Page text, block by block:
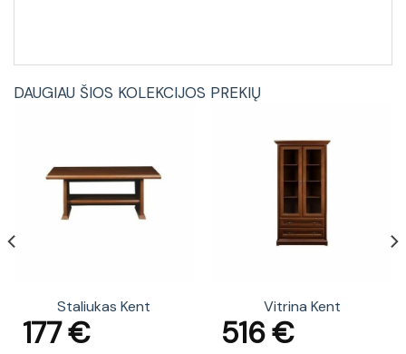
DAUGIAU ŠIOS KOLEKCIJOS PREKIŲ
Staliukas Kent
177€
Vitrina Kent
516€